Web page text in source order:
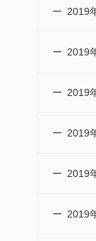
2019
2019
2019
2019
2019
2019